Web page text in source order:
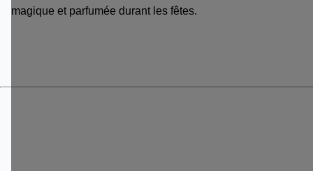
magique et parfumée durant les fêtes.